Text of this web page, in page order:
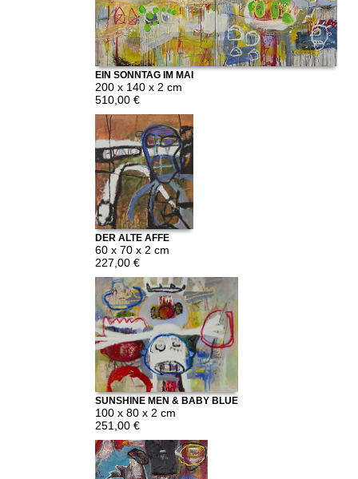
EIN SONNTAG IM MAI
200 x 140 x 2 cm
510,00 €
DER ALTE AFFE
KUNST
60 x 70 x 2 cm
227,00 €
SUNSHINE MEN & BABY BLUE
100 x 80 x 2 cm
251,00 €